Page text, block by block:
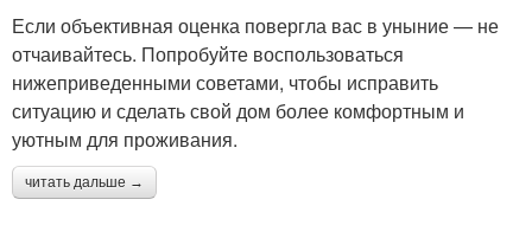
Если объективная оценка повергла вас в уныние — не
отчаивайтесь. Попробуйте воспользоваться
нижеприведенными советами, чтобы исправить
ситуацию и сделать свой дом более комфортным и
уютным для проживания.
читать дальше →